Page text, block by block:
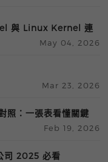
與 Linux Kernel 連
May 04, 2026
Mar 23, 2026
照：一張表看懂關鍵
Feb 19, 2026
司 2025 必看